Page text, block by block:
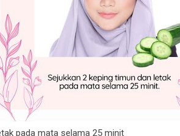
pada mata selama 25 minit